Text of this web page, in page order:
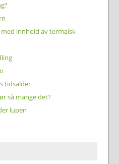
innhold av termalsk
tidsalder
så mange det?
lupen